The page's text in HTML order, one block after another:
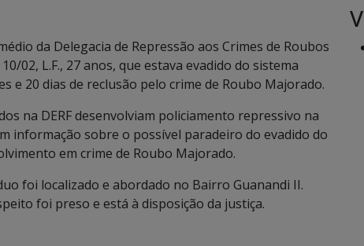
da Delegacia de Repressão aos Crimes de Roubos
02, L.F., 27 anos, que estava evadido do sistema
e 20 dias de reclusão pelo crime de Roubo Majorado.
na DERF desenvolviam policiamento repressivo na
informação sobre o possível paradeiro do evadido do
em crime de Roubo Majorado.
foi localizado e abordado no Bairro Guanandi II.
foi preso e está à disposição da justiça.